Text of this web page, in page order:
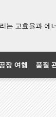
는 고효율과 에
장 여행 품질